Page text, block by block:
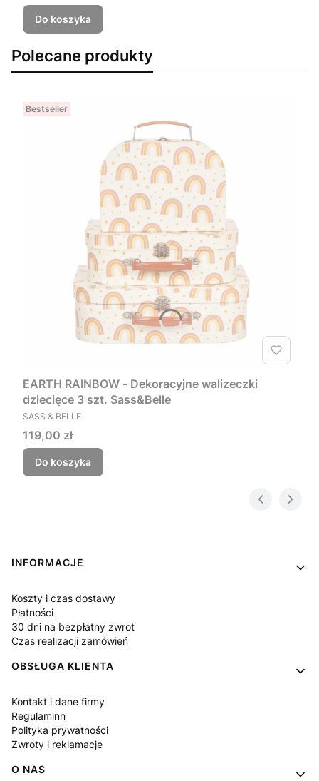
Do koszyka
Polecane produkty
Bestseller
EARTH RAINBOW - Dekoracyjne walizeczki
dziecięce 3 szt. Sass&Belle
PRODUCENT
SASS & BELLE
Cena
119,00 zł
Do koszyka
Linki w stopce
INFORMACJE
Koszty i czas dostawy
Płatności
30 dni na bezpłatny zwrot
Czas realizacji zamówień
OBSŁUGA KLIENTA
Kontakt i dane firmy
Regulaminn
Polityka prywatności
Zwroty i reklamacje
O NAS